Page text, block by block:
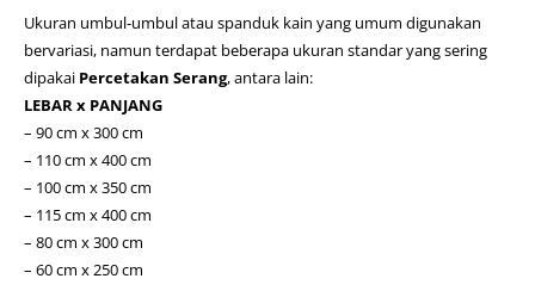
Ukuran umbul-umbul atau spanduk kain yang umum digunakan
bervariasi, namun terdapat beberapa ukuran standar yang sering
dipakai Percetakan Serang, antara lain:
LEBAR x PANJANG
– 90 cm x 300 cm
– 110 cm x 400 cm
– 100 cm x 350 cm
– 115 cm x 400 cm
– 80 cm x 300 cm
– 60 cm x 250 cm